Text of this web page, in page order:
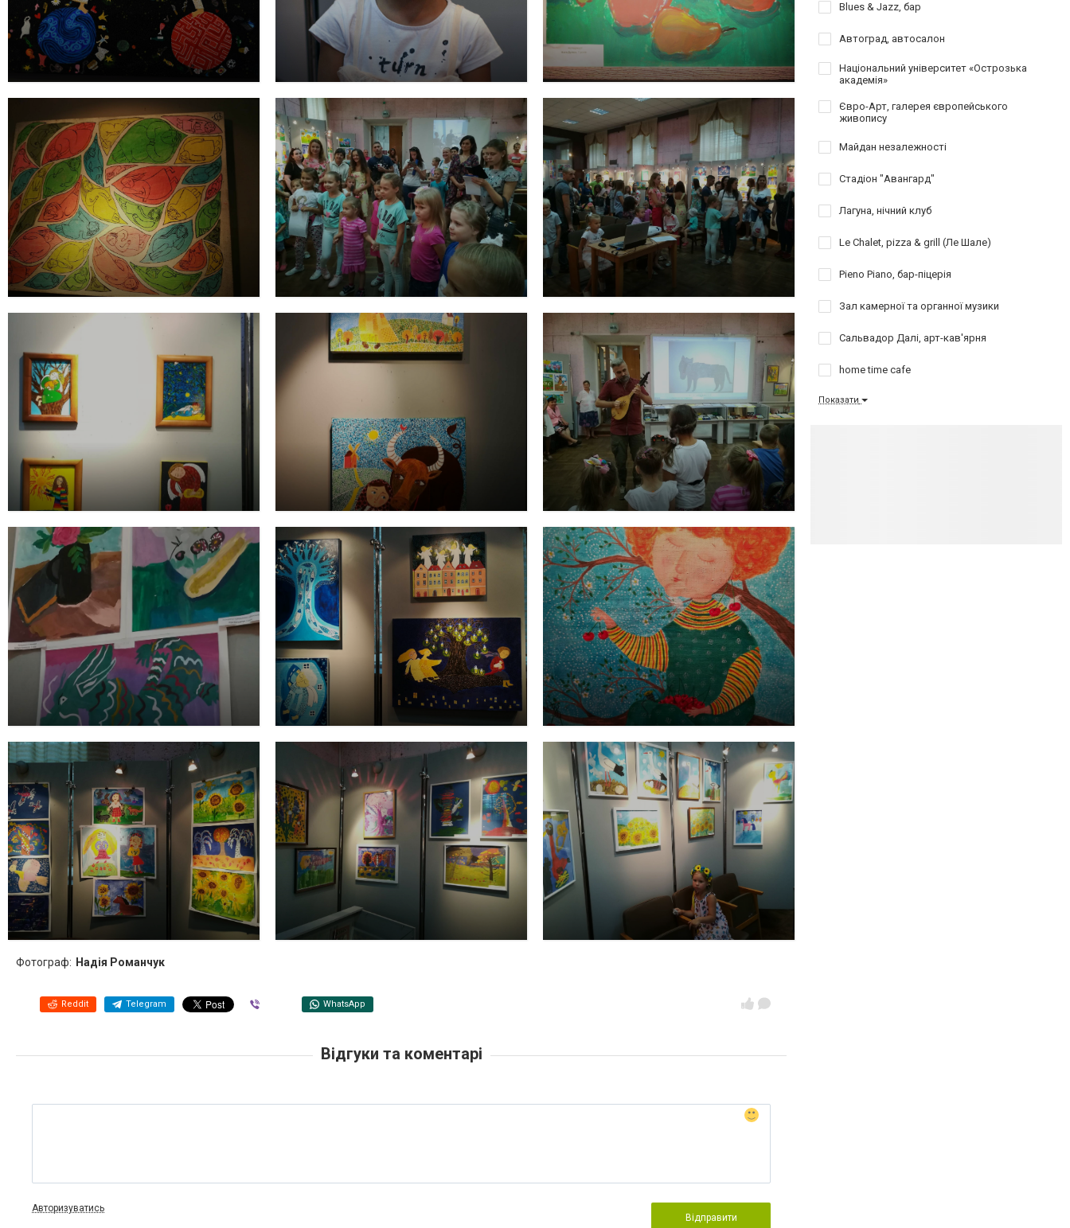
Фотограф: Надія Романчук
Reddit Telegram WhatsApp
Відгуки та коментарі
Авторизуватись
Відправити
Blues & Jazz, бар
Автоград, автосалон
Національний університет «Острозька
академія»
Євро-Арт, галерея європейського
живопису
Майдан незалежності
Стадіон "Авангард"
Лагуна, нічний клуб
Le Chalet, pizza & grill (Ле Шале)
Pieno Piano, бар-піцерія
Зал камерної та органної музики
Сальвадор Далі, арт-кав'ярня
home time cafe
Показати